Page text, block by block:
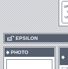
EPSILON
PHOTO